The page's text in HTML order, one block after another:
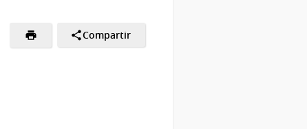
Compartir